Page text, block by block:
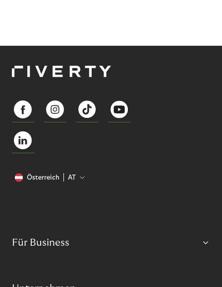
Österreich AT
Für Business